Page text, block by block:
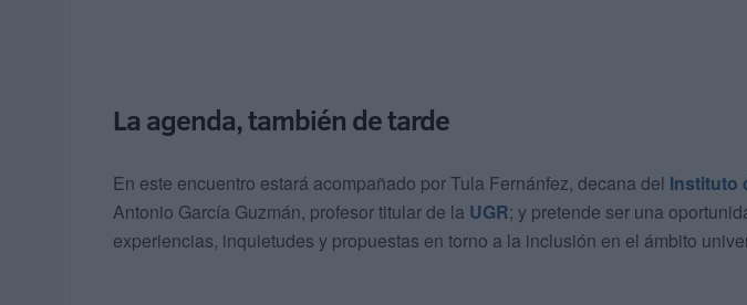
La agenda, también de tarde
En este encuentro estará acompañado por Tula Fernánfez, decana del Instituto
Antonio García Guzmán, profesor titular de la UGR; y pretende ser una
experiencias, inquietudes y propuestas en torno a la inclusión en el ámbito